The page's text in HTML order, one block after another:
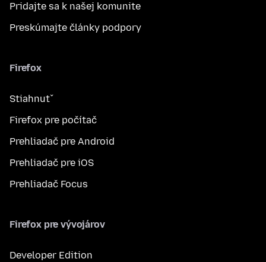
Pridajte sa k našej komunite
Preskúmajte články podpory
Firefox
Stiahnuť
Firefox pre počítač
Prehliadač pre Android
Prehliadač pre iOS
Prehliadač Focus
Firefox pre vývojárov
Developer Edition